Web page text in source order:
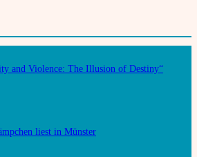
and Violence: The Illusion of Destiny“
liest in Münster